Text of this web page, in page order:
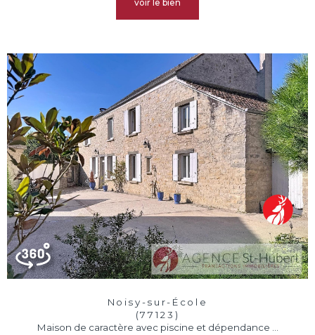
voir le bien
Noisy-sur-École
(77123)
Maison de caractère avec piscine et dépendance ...